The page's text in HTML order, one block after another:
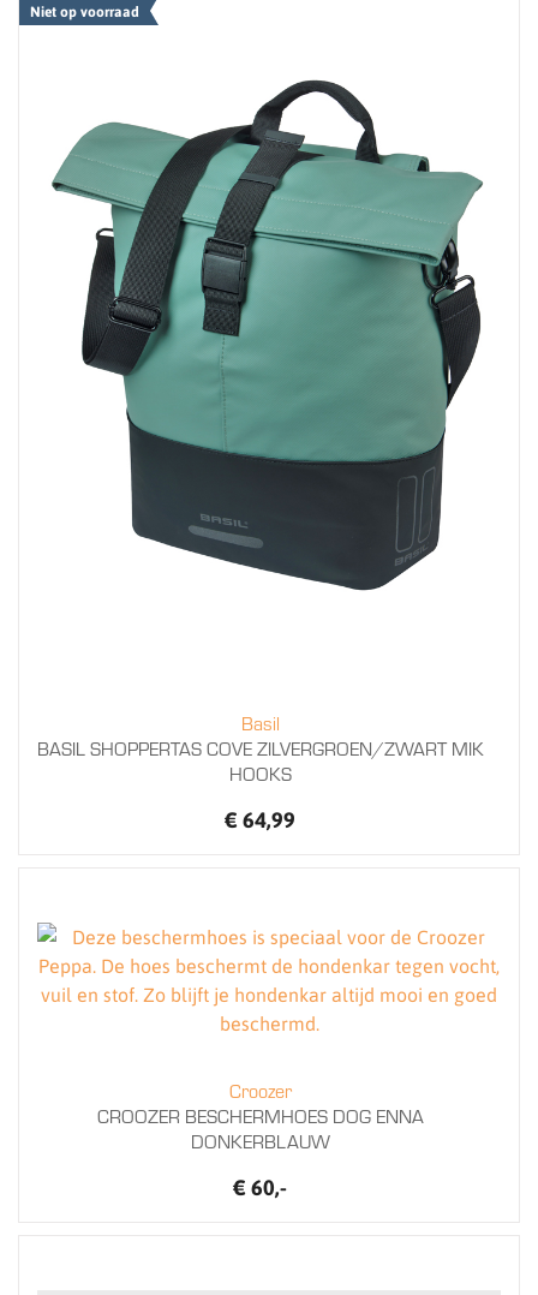
Basil
BASIL SHOPPERTAS COVE ZILVERGROEN/ZWART MIK
HOOKS
€ 64,99
Niet op voorraad
Croozer
CROOZER BESCHERMHOES DOG ENNA
DONKERBLAUW
€ 60,-